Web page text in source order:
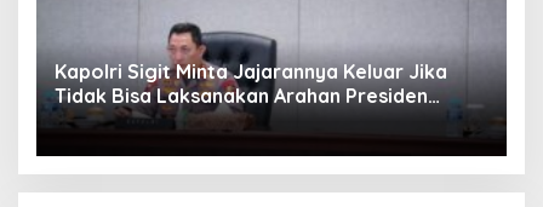
Kapolri Sigit Minta Jajarannya Keluar Jika
Tidak Bisa Laksanakan Arahan Presiden
Jokowi